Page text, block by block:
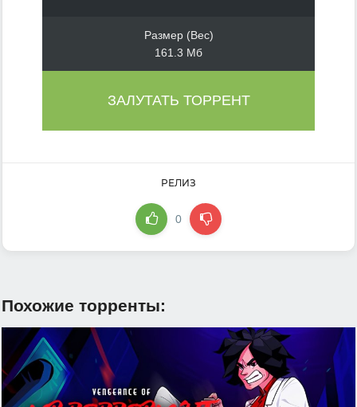
Размер (Вес)
161.3 Мб
ЗАЛУТАТЬ ТОРРЕНТ
РЕЛИЗ
0
Похожие торренты: